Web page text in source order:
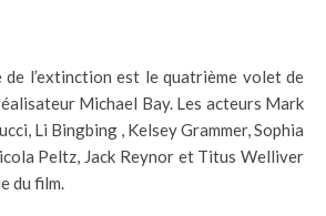
de l’extinction est le quatrième volet de
Michael Bay. Les acteurs Mark
Li Bingbing , Kelsey Grammer, Sophia
Peltz, Jack Reynor et Titus Welliver
du film.